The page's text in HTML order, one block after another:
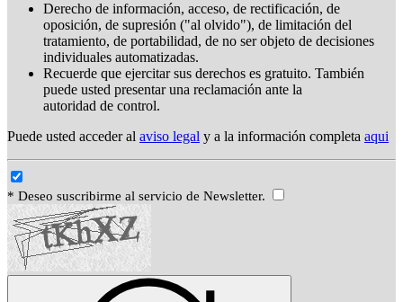
Derecho de información, acceso, de rectificación, de
oposición, de supresión ("al olvido"), de limitación del
tratamiento, de portabilidad, de no ser objeto de decisiones
individuales automatizadas.
Recuerde que ejercitar sus derechos es gratuito. También
puede usted presentar una reclamación ante la
autoridad de control.
Puede usted acceder al aviso legal y a la información completa aqui
* Deseo suscribirme al servicio de Newsletter.